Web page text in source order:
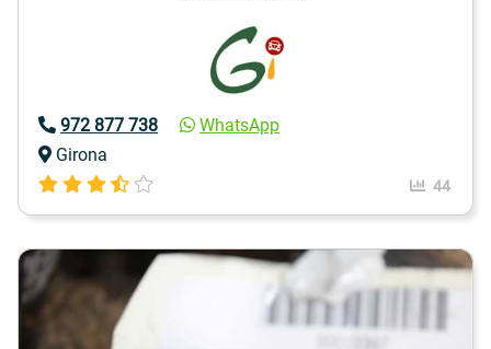
972 877 738
WhatsApp
Girona
44